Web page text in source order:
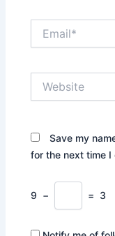
Save my
for the next time I
9 − = 3